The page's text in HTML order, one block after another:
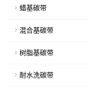
蜡基碳带
混合基碳带
树脂基碳带
耐水洗碳带